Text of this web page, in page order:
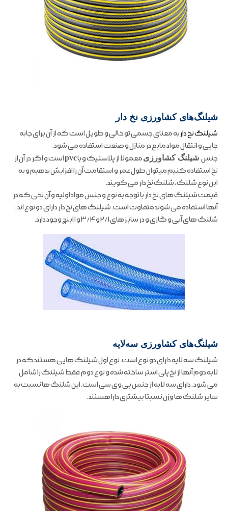
شیلنگ‌های کشاورزی نخ دار
شیلنگ نخ داربه معنای جسمی تو خالی و طویل است که از آن برای جابه
جایی و انتقال مواد مایع در منازل و صنعت استفاده می شود.
جنس شیلنگ کشاورزیمعمولا از پلاستیک و یاpvcاست و اگر در آن از
نخ استفاده کنیم میتوان طول عمر و استقامت آن را افزایش بدهیم و به
این نوع شلنگ ، شلنگ نخ دار می گویند.
قیمت شیلنگ های نخ دار با توجه به نوع و جنس مواد اولیه و آن نخی که در
آنها استفاده می شوند متفاوت است. شیلنگ های نخ دار دارای دو نوع اند :
شلنگ های آبی و گازی و در سایز های ۲/۱ و ۳/۴ و ۱ اینچ وجود دارد.
شیلنگ‌های کشاورزی سه‌لایه
شیلنگ سه لایه دارای دو نوع است. نوع اول شیلنگ هایی هستند که در
لایه دوم آنها از نخ پلی استر ساخته شده و نوع دوم فقط شیلنگ را شامل
می شود ، دارای سه لایه از جنس پی وی سی است. این شلنگ ها نسبت به
سایر شلنگ ها وزن نسبتا بیشتری دارا هستند.